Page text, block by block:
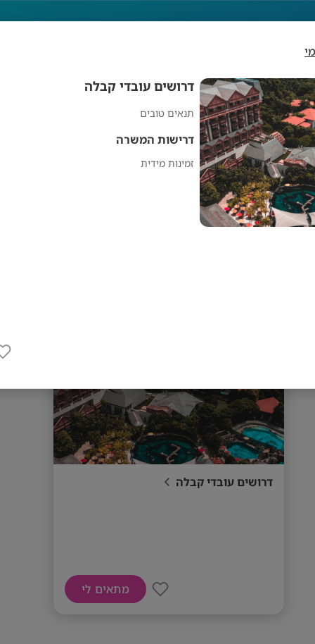
דרושים עובדי קבלה
תנאים טובים
דרישות המשרה
זמינות מידית
דרושים עובדי קבלה
דרושים עובדי קבלה
מתאים לי